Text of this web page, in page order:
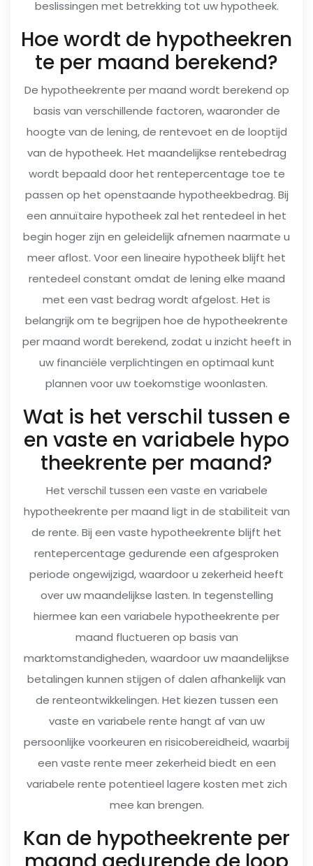
beslissingen met betrekking tot uw hypotheek.
Hoe wordt de hypotheekren
te per maand berekend?
De hypotheekrente per maand wordt berekend op
basis van verschillende factoren, waaronder de
hoogte van de lening, de rentevoet en de looptijd
van de hypotheek. Het maandelijkse rentebedrag
wordt bepaald door het rentepercentage toe te
passen op het openstaande hypotheekbedrag. Bij
een annuïtaire hypotheek zal het rentedeel in het
begin hoger zijn en geleidelijk afnemen naarmate u
meer aflost. Voor een lineaire hypotheek blijft het
rentedeel constant omdat de lening elke maand
met een vast bedrag wordt afgelost. Het is
belangrijk om te begrijpen hoe de hypotheekrente
per maand wordt berekend, zodat u inzicht heeft in
uw financiële verplichtingen en optimaal kunt
plannen voor uw toekomstige woonlasten.
Wat is het verschil tussen e
en vaste en variabele hypo
theekrente per maand?
Het verschil tussen een vaste en variabele
hypotheekrente per maand ligt in de stabiliteit van
de rente. Bij een vaste hypotheekrente blijft het
rentepercentage gedurende een afgesproken
periode ongewijzigd, waardoor u zekerheid heeft
over uw maandelijkse lasten. In tegenstelling
hiermee kan een variabele hypotheekrente per
maand fluctueren op basis van
marktomstandigheden, waardoor uw maandelijkse
betalingen kunnen stijgen of dalen afhankelijk van
de renteontwikkelingen. Het kiezen tussen een
vaste en variabele rente hangt af van uw
persoonlijke voorkeuren en risicobereidheid, waarbij
een vaste rente meer zekerheid biedt en een
variabele rente potentieel lagere kosten met zich
mee kan brengen.
Kan de hypotheekrente per